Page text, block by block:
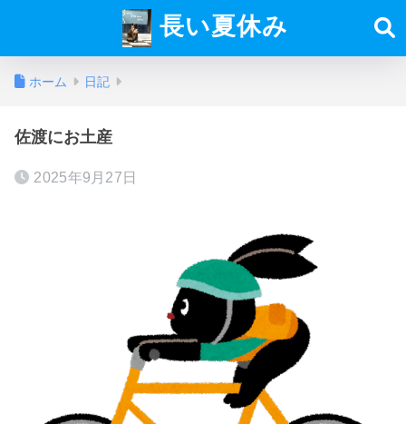
長い夏休み
ホーム 日記
佐渡にお土産
2025年9月27日